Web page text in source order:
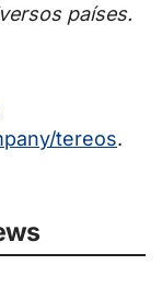
países.
tereos.